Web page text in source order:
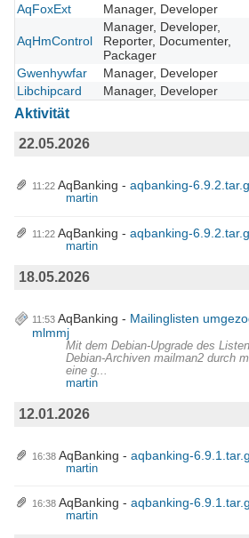
AqFoxExt
Manager, Developer
AqHmControl
Manager, Developer,
Reporter, Documenter,
Packager
Gwenhywfar Manager, Developer
Libchipcard
Manager, Developer
Aktivität
22.05.2026
11:22 AqBanking aqbanking-
martin
11:22 AqBanking aqbanking-
martin
18.05.2026
11:53 AqBanking
Mailinglisten
mlmmj
Mit dem Debian-Upgrade des
Debian-Archiven mailman2 durch
eine g...
martin
12.01.2026
16:38 AqBanking aqbanking-
martin
16:38 AqBanking aqbanking-
martin